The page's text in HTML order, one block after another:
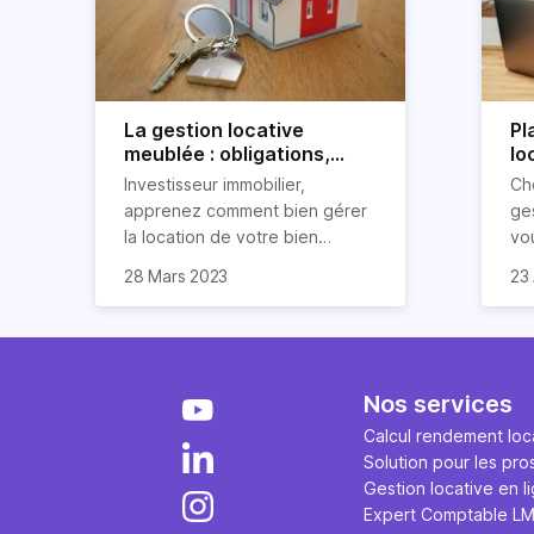
La gestion locative
meublée : obligations,
avantages et
inconvénients
Investisseur immobilier,
apprenez comment bien gérer
la location de votre bien
quelles sont vos obligations en
avantages et inconvénients
28 Mars 2023 23
Nos services
Calcul rendement
Solution pour les
Gestion locative en
Expert Comptable